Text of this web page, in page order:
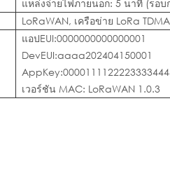
แหล่งจ่ายไฟภายนอก: 5 นาที (รอบ
LoRaWAN, เครือข่าย LoRa TDMA
แอปEUI:0000000000000001
DevEUI:aaaa202404150001
เวอร์ชัน MAC: LoRaWAN 1.0.3